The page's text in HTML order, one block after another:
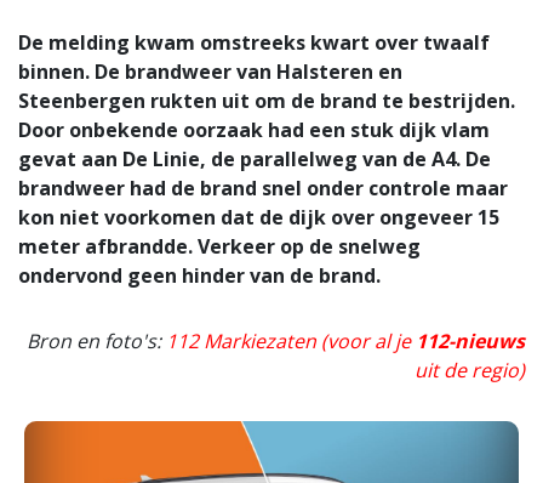
De melding kwam omstreeks kwart over twaalf
binnen. De brandweer van Halsteren en
Steenbergen rukten uit om de brand te bestrijden.
Door onbekende oorzaak had een stuk dijk vlam
gevat aan De Linie, de parallelweg van de A4. De
brandweer had de brand snel onder controle maar
kon niet voorkomen dat de dijk over ongeveer 15
meter afbrandde. Verkeer op de snelweg
ondervond geen hinder van de brand.
Bron en foto's: 112 Markiezaten (voor al je 112-nieuws
uit de regio)